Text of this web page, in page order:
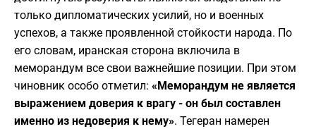
только дипломатических усилий, но и военных
успехов, а также проявленной стойкости народа. По
его словам, иранская сторона включила в
меморандум все свои важнейшие позиции. При этом
чиновник особо отметил: «Меморандум не является
выражением доверия к врагу - он был составлен
именно из недоверия к нему». Тегеран намерен